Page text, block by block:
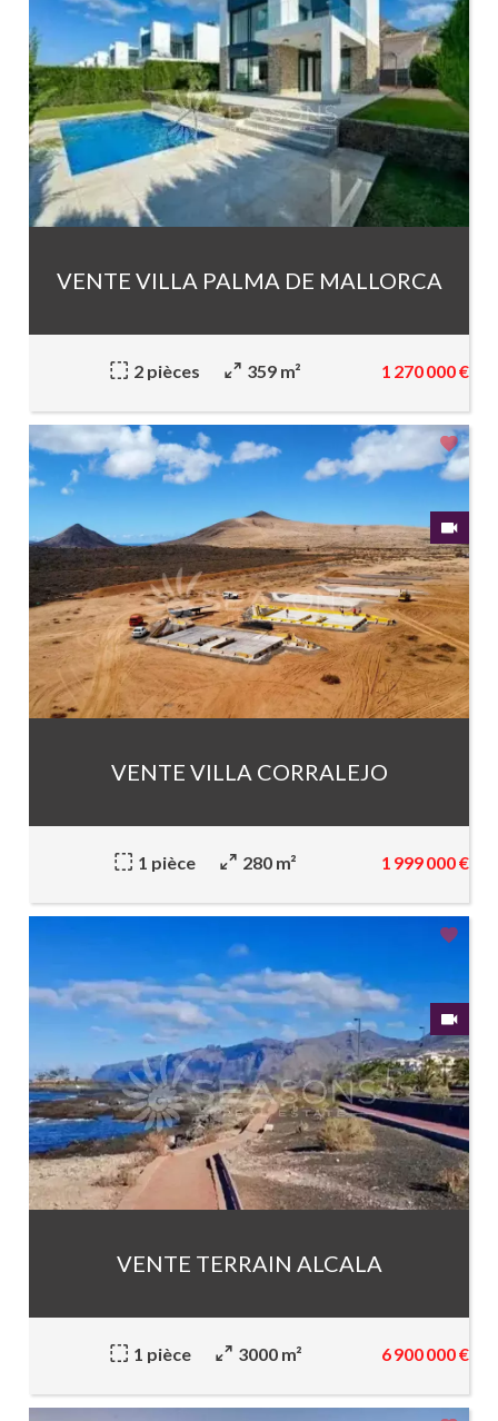
VENTE VILLA PALMA DE MALLORCA
2 pièces 359 m² 1 270 000 €
VENTE VILLA CORRALEJO
1 pièce 280 m² 1 999 000 €
VENTE TERRAIN ALCALA
1 pièce 3000 m² 6 900 000 €